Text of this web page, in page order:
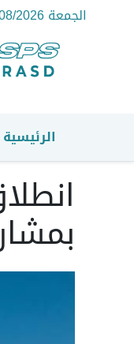
الجمعة 07/08/2026
الرئيسية